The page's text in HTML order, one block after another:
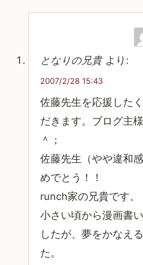
となりの兄貴 より:
2007/2/28 15:43
佐藤先生を応援した
だきます。ブログ主
＾；
佐藤先生（やや違和
めでとう！！
runch家の兄貴です。
小さい頃から漫画書
したが、夢をかなえ
た。